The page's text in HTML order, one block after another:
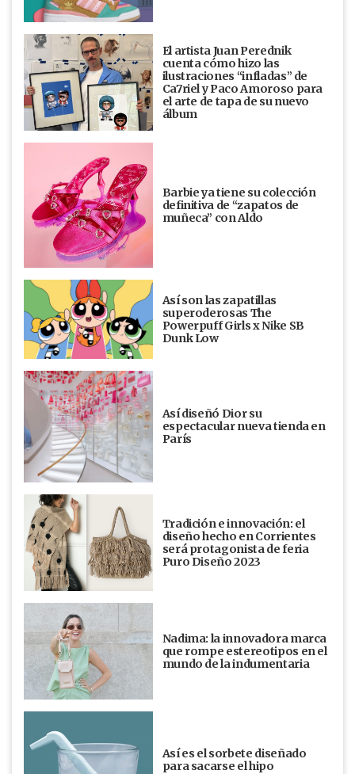
El artista Juan Perednik
cuenta cómo hizo las
ilustraciones “infladas” de
Ca7riel y Paco Amoroso para
el arte de tapa de su nuevo
álbum
Barbie ya tiene su colección
definitiva de “zapatos de
muñeca” con Aldo
Así son las zapatillas
superoderosas The
Powerpuff Girls x Nike SB
Dunk Low
Así diseñó Dior su
espectacular nueva tienda en
París
Tradición e innovación: el
diseño hecho en Corrientes
será protagonista de feria
Puro Diseño 2023
Nadima: la innovadora marca
que rompe estereotipos en el
mundo de la indumentaria
Así es el sorbete diseñado
para sacarse el hipo